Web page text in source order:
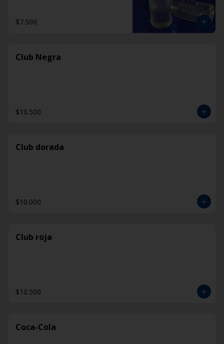
$7.500
Club Negra
$10.500
Club dorada
$10.000
Club roja
$10.500
Coca-Cola